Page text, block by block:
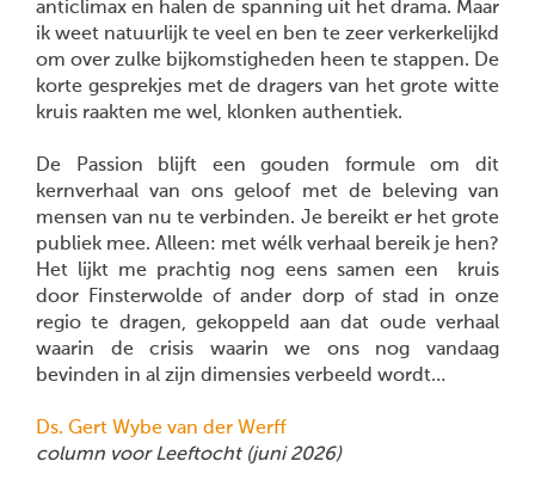
anticlimax en halen de spanning uit het drama. Maar
ik weet natuurlijk te veel en ben te zeer verkerkelijkd
om over zulke bijkomstigheden heen te stappen. De
korte gesprekjes met de dragers van het grote witte
kruis raakten me wel, klonken authentiek.
De Passion blijft een gouden formule om dit
kernverhaal van ons geloof met de beleving van
mensen van nu te verbinden. Je bereikt er het grote
publiek mee. Alleen: met wélk verhaal bereik je hen?
Het lijkt me prachtig nog eens samen een kruis
door Finsterwolde of ander dorp of stad in onze
regio te dragen, gekoppeld aan dat oude verhaal
waarin de crisis waarin we ons nog vandaag
bevinden in al zijn dimensies verbeeld wordt…
Ds. Gert Wybe van der Werff
column voor Leeftocht (juni 2026)